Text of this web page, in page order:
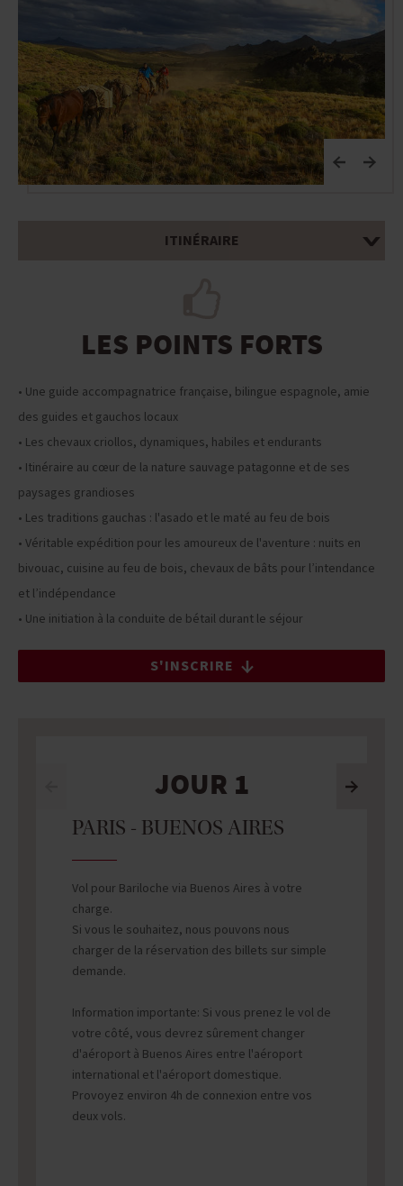
ITINÉRAIRE
LES POINTS FORTS
• Une guide accompagnatrice française, bilingue espagnole, amie
des guides et gauchos locaux
• Les chevaux criollos, dynamiques, habiles et endurants
• Itinéraire au cœur de la nature sauvage patagonne et de ses
paysages grandioses
• Les traditions gauchas : l'asado et le maté au feu de bois
• Véritable expédition pour les amoureux de l'aventure : nuits en
bivouac, cuisine au feu de bois, chevaux de bâts pour l’intendance
et l’indépendance
• Une initiation à la conduite de bétail durant le séjour
S'INSCRIRE
JOUR 1
PARIS - BUENOS AIRES
Vol pour Bariloche via Buenos Aires à votre
charge.
Si vous le souhaitez, nous pouvons nous
charger de la réservation des billets sur simple
demande.
Information importante: Si vous prenez le vol de
votre côté, vous devrez sûrement changer
d'aéroport à Buenos Aires entre l'aéroport
international et l'aéroport domestique.
Provoyez environ 4h de connexion entre vos
deux vols.